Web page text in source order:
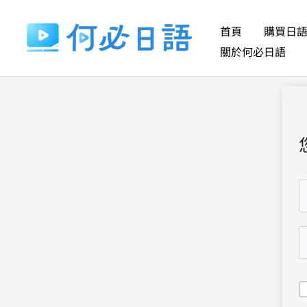
要
首頁 購買日
關於何必日語